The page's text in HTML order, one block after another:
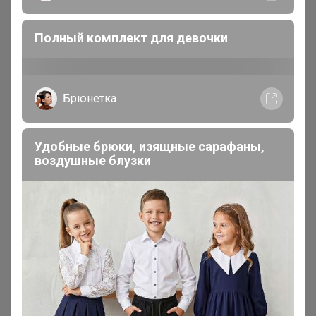
Описание
Ключевые даты
История проведённых выкупов
Cтраничка организатора
Другие СП организатора Артемида
Торговые марки
Италика™ Чудское озеро™
Sen Soy™
Dolce-Rosa™ Баринофф™
Полный комплект для девочки
Брюнетка
Удобные брюки, изящные сарафаны,
воздушные блузки